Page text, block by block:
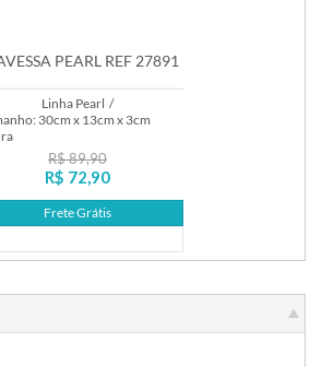
PEARL REF 27891
Linha Pearl /
30cm x 13cm x 3cm
R$ 89,90
R$ 72,90
Frete Grátis